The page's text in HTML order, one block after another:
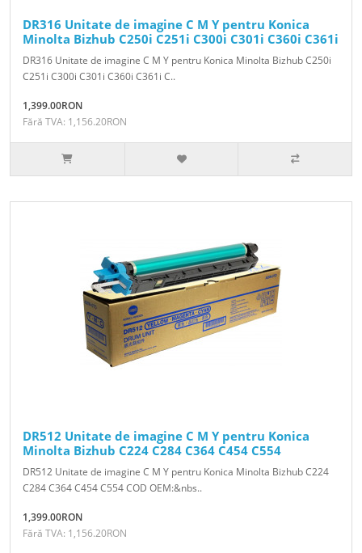
DR316 Unitate de imagine C M Y pentru Konica
Minolta Bizhub C250i C251i C300i C301i C360i C361i
DR316 Unitate de imagine C M Y pentru Konica Minolta Bizhub C250i
C251i C300i C301i C360i C361i C..
1,399.00RON
Fără TVA: 1,156.20RON
DR512 Unitate de imagine C M Y pentru Konica
Minolta Bizhub C224 C284 C364 C454 C554
DR512 Unitate de imagine C M Y pentru Konica Minolta Bizhub C224
C284 C364 C454 C554 COD OEM:&nbs..
1,399.00RON
Fără TVA: 1,156.20RON